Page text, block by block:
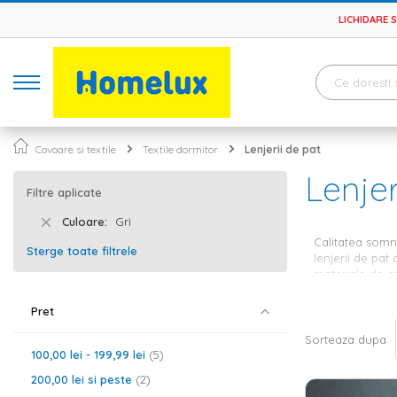
LICHIDARE
Covoare si textile Textile dormitor Lenjerii de pat
Calitatea
lenjerii de pat
materiale de
incadreze
Lenjerii
Dormitorul
Sorteaza dupa
Filtre aplicate
Culoare Gri
Sterge toate filtrele
Pret
100,00 lei - 199,99 lei
5
200,00 lei si peste 2